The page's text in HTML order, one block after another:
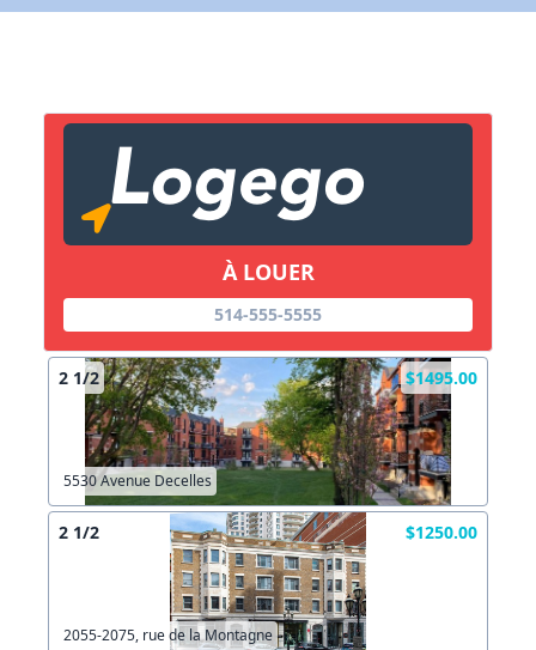
À LOUER
514-555-5555
2 1/2 $1495.00
5530 Avenue Decelles
2 1/2 $1250.00
2055-2075, rue de la Montagne
Lien vers inscription (sera inclus dans courriel)
Copier lien
X Fermer Envoyez
X Fermer